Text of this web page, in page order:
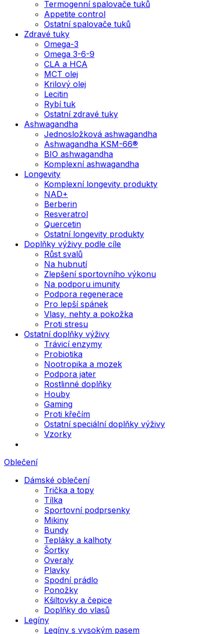
Termogenní spalovače tuků
Appetite control
Ostatní spalovače tuků
Zdravé tuky
Omega-3
Omega 3-6-9
CLA a HCA
MCT olej
Krilový olej
Lecitin
Rybí tuk
Ostatní zdravé tuky
Ashwagandha
Jednosložková ashwagandha
Ashwagandha KSM-66®
BIO ashwagandha
Komplexní ashwagandha
Longevity
Komplexní longevity produkty
NAD+
Berberin
Resveratrol
Quercetin
Ostatní longevity produkty
Doplňky výživy podle cíle
Růst svalů
Na hubnutí
Zlepšení sportovního výkonu
Na podporu imunity
Podpora regenerace
Pro lepší spánek
Vlasy, nehty a pokožka
Proti stresu
Ostatní doplňky výživy
Trávicí enzymy
Probiotika
Nootropika a mozek
Podpora jater
Rostlinné doplňky
Houby
Gaming
Proti křečím
Ostatní speciální doplňky výživy
Vzorky
Oblečení
Dámské oblečení
Trička a topy
Tílka
Sportovní podprsenky
Mikiny
Bundy
Tepláky a kalhoty
Šortky
Overaly
Plavky
Spodní prádlo
Ponožky
Kšiltovky a čepice
Doplňky do vlasů
Legíny
Legíny s vysokým pasem